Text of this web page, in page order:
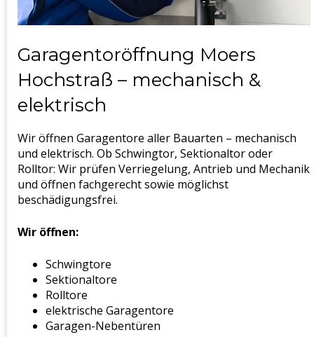
Garagentoröffnung Moers
Hochstraß – mechanisch &
elektrisch
Wir öffnen Garagentore aller Bauarten – mechanisch
und elektrisch. Ob Schwingtor, Sektionaltor oder
Rolltor: Wir prüfen Verriegelung, Antrieb und Mechanik
und öffnen fachgerecht sowie möglichst
beschädigungsfrei.
Wir öffnen:
Schwingtore
Sektionaltore
Rolltore
elektrische Garagentore
Garagen-Nebentüren